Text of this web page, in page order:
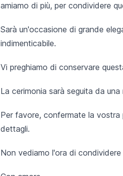
amiamo di più, per condividere
Sarà un'occasione di grande
indimenticabile.
Vi preghiamo di conservare
La cerimonia sarà seguita da
Per favore, confermate la
dettagli.
Non vediamo l'ora di